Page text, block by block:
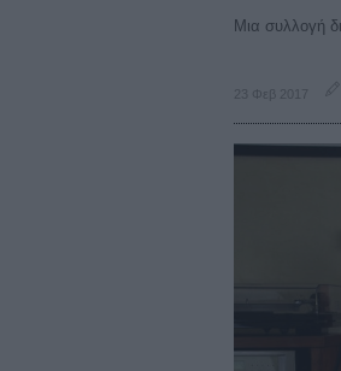
Μια συλλογή
23 Φεβ 2017